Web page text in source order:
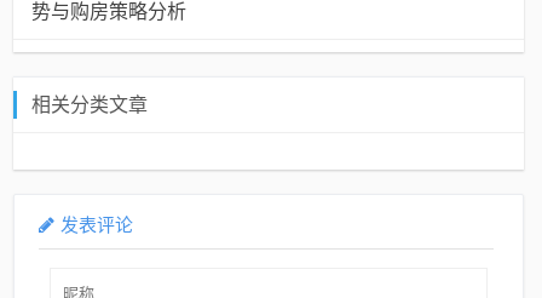
势与购房策略分析
相关分类文章
发表评论